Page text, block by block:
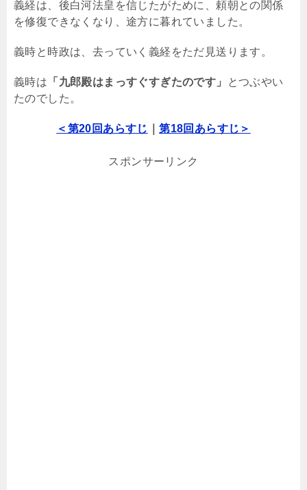
義経は、後白河法皇を信じたがために、頼朝との関係
を修復できなくなり、途方に暮れていました。
義時と時政は、去っていく義経をただ見送ります。
義時は 「九郎殿はまっすぐすぎたのです」
とつぶやい
たのでした。
＜第20回あらすじ ｜第18回あらすじ＞
スポンサーリンク